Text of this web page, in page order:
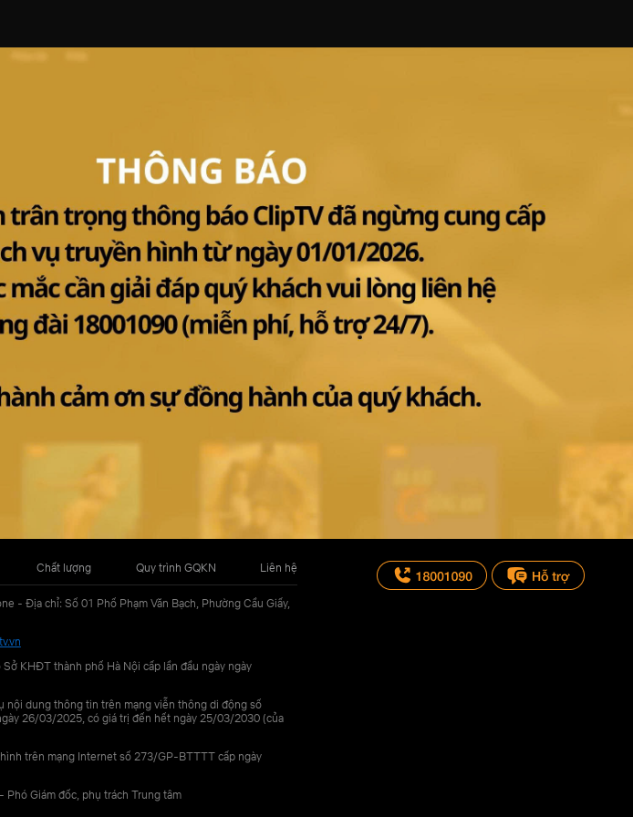
Chất lượng Quy trình GQKN Liên hệ
- Địa chỉ: Số 01 Phố Phạm Văn Bạch, Phường Cầu Giấy,
KHĐT thành phố Hà Nội cấp lần đầu ngày ngày
nội dung thông tin trên mạng viễn thông di động số
26/03/2025, có giá trị đến hết ngày 25/03/2030 (của
trên mạng Internet số 273/GP-BTTTT cấp ngày
Giám đốc, phụ trách Trung tâm